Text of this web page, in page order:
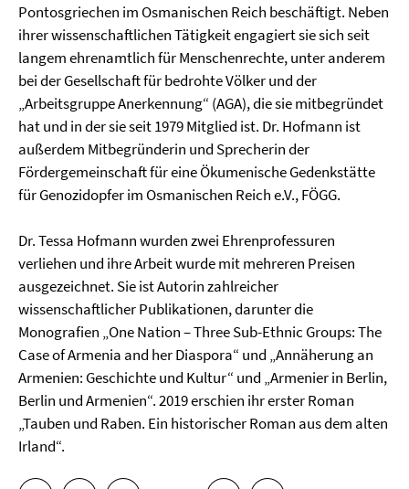
Pontosgriechen im Osmanischen Reich beschäftigt. Neben
ihrer wissenschaftlichen Tätigkeit engagiert sie sich seit
langem ehrenamtlich für Menschenrechte, unter anderem
bei der Gesellschaft für bedrohte Völker und der
„Arbeitsgruppe Anerkennung“ (AGA), die sie mitbegründet
hat und in der sie seit 1979 Mitglied ist. Dr. Hofmann ist
außerdem Mitbegründerin und Sprecherin der
Fördergemeinschaft für eine Ökumenische Gedenkstätte
für Genozidopfer im Osmanischen Reich e.V., FÖGG.
Dr. Tessa Hofmann wurden zwei Ehrenprofessuren
verliehen und ihre Arbeit wurde mit mehreren Preisen
ausgezeichnet. Sie ist Autorin zahlreicher
wissenschaftlicher Publikationen, darunter die
Monografien „One Nation – Three Sub-Ethnic Groups: The
Case of Armenia and her Diaspora“ und „Annäherung an
Armenien: Geschichte und Kultur“ und „Armenier in Berlin,
Berlin und Armenien“. 2019 erschien ihr erster Roman
„Tauben und Raben. Ein historischer Roman aus dem alten
Irland“.